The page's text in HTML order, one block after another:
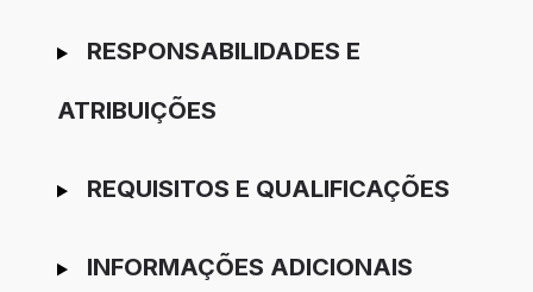
RESPONSABILIDADES E
ATRIBUIÇÕES
REQUISITOS E QUALIFICAÇÕES
INFORMAÇÕES ADICIONAIS